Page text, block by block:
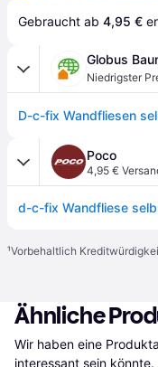
Gebraucht ab 4,95 €
Globus
Niedrigster
Poco
4,95 €
¹Vorbehaltlich
Ähnliche
Wir haben eine
interessant sein könnte.